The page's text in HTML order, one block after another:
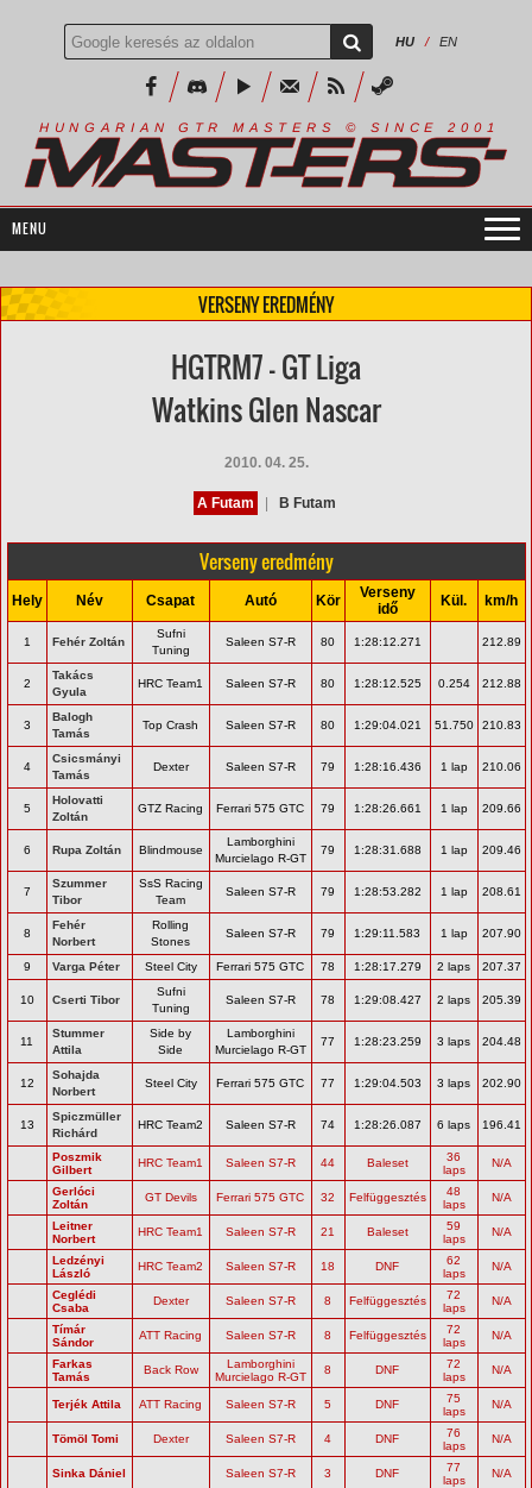
HU / EN
H U N G A R I A N G T R M A S T E R S © S I N C E 2 0 0 1
VERSENY EREDMÉNY
HGTRM7 - GT Liga
Watkins Glen Nascar
2010. 04. 25.
A Futam B Futam
Verseny eredmény
Hely Név Csapat Autó Kör
Verseny
idő
Kül. km/h
1 Fehér Zoltán
Sufni
Tuning
Saleen S7-R 80 1:28:12.271 212.89
2
Takács
Gyula
HRC Team1 Saleen S7-R 80 1:28:12.525 0.254 212.88
3
Balogh
Tamás
Top Crash Saleen S7-R 80 1:29:04.021 51.750 210.83
4
Csicsmányi
Tamás
Dexter Saleen S7-R 79 1:28:16.436 1 lap 210.06
5
Holovatti
Zoltán
GTZ Racing Ferrari 575 GTC 79 1:28:26.661 1 lap 209.66
6 Rupa Zoltán Blindmouse
Lamborghini
Murcielago R-GT
79 1:28:31.688 1 lap 209.46
7
Szummer
Tibor
SsS Racing
Team
Saleen S7-R 79 1:28:53.282 1 lap 208.61
8
Fehér
Norbert
Rolling
Stones
Saleen S7-R 79 1:29:11.583 1 lap 207.90
9 Varga Péter Steel City Ferrari 575 GTC 78 1:28:17.279 2 laps 207.37
10 Cserti Tibor
Sufni
Tuning
Saleen S7-R 78 1:29:08.427 2 laps 205.39
11
Stummer
Attila
Side by
Side
Lamborghini
Murcielago R-GT
77 1:28:23.259 3 laps 204.48
12
Sohajda
Norbert
Steel City Ferrari 575 GTC 77 1:29:04.503 3 laps 202.90
13
Spiczmüller
Richárd
HRC Team2 Saleen S7-R 74 1:28:26.087 6 laps 196.41
Poszmik
Gilbert
HRC Team1 Saleen S7-R 44 Baleset
36
laps
N/A
Gerlóci
Zoltán
GT Devils Ferrari 575 GTC 32 Felfüggesztés
48
laps
N/A
Leitner
Norbert
HRC Team1 Saleen S7-R 21 Baleset
59
laps
N/A
Ledzényi
László
HRC Team2 Saleen S7-R 18 DNF
62
laps
N/A
Ceglédi
Csaba
Dexter Saleen S7-R 8 Felfüggesztés
72
laps
N/A
Tímár
Sándor
ATT Racing Saleen S7-R 8 Felfüggesztés
72
laps
N/A
Farkas
Tamás
Back Row
Lamborghini
Murcielago R-GT
8 DNF
72
laps
N/A
Terjék Attila ATT Racing Saleen S7-R 5 DNF
75
laps
N/A
Tömöl Tomi Dexter Saleen S7-R 4 DNF
76
laps
N/A
Sinka Dániel Saleen S7-R 3 DNF
77
laps
N/A